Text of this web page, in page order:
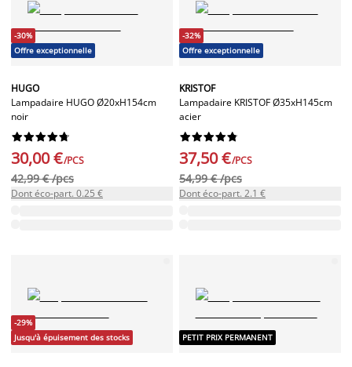
-30%
Offre exceptionnelle
HUGO
Lampadaire HUGO Ø20xH154cm
noir






30,00 €/PCS
42,99 € /pcs
Dont éco-part. 0.25 €
-32%
Offre exceptionnelle
KRISTOF
Lampadaire KRISTOF Ø35xH145cm
acier






37,50 €/PCS
54,99 € /pcs
Dont éco-part. 2.1 €
-29%
Jusqu'à épuisement des stocks
PETIT PRIX PERMANENT